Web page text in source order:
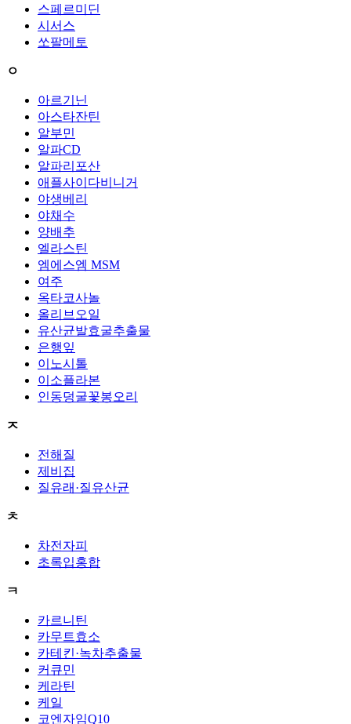
스페르미딘
시서스
쏘팔메토
ㅇ
아르기닌
아스타잔틴
알부민
알파CD
알파리포산
애플사이다비니거
야생베리
야채수
양배추
엘라스틴
엠에스엠 MSM
여주
옥타코사놀
올리브오일
유산균발효굴추출물
은행잎
이노시톨
이소플라본
인동덩굴꽃봉오리
ㅈ
전해질
제비집
질유래·질유산균
ㅊ
차전자피
초록입홍합
ㅋ
카르니틴
카무트효소
카테킨·녹차추출물
커큐민
케라틴
케일
코엔자임Q10